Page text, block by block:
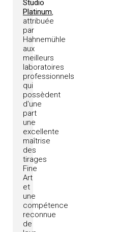
Studio
Platinum,
attribuée
par
Hahnemühle
aux
meilleurs
laboratoires
professionnels
qui
possèdent
d'une
part
une
excellente
maîtrise
des
tirages
Fine
Art
et
une
compétence
reconnue
de